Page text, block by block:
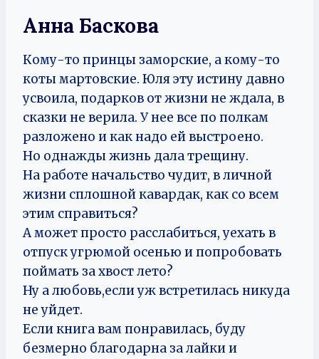
Анна Баскова
Кому-то принцы заморские, а кому-то
коты мартовские. Юля эту истину давно
усвоила, подарков от жизни не ждала, в
сказки не верила. У нее все по полкам
разложено и как надо ей выстроено.
Но однажды жизнь дала трещину.
На работе начальство чудит, в личной
жизни сплошной кавардак, как со всем
этим справиться?
А может просто расслабиться, уехать в
отпуск угрюмой осенью и попробовать
поймать за хвост лето?
Ну а любовь,если уж встретилась никуда
не уйдет.
Если книга вам понравилась, буду
безмерно благодарна за лайки и